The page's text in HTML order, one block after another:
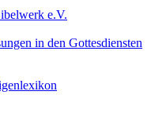
e.V.
in den Gottesdiensten